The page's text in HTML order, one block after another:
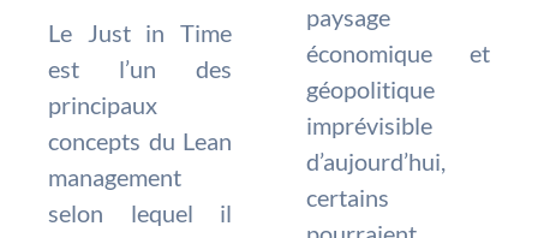
Le Just in Time
est l’un des
principaux
concepts du Lean
management
selon lequel il
paysage
économique et
géopolitique
imprévisible
d’aujourd’hui,
certains